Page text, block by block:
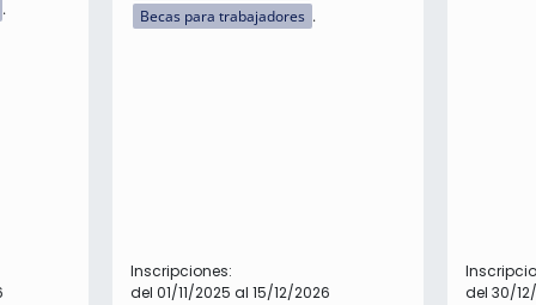
Becas para trabajadores
Inscripciones:
del 01/11/2025 al 15/12/2026
del 30/